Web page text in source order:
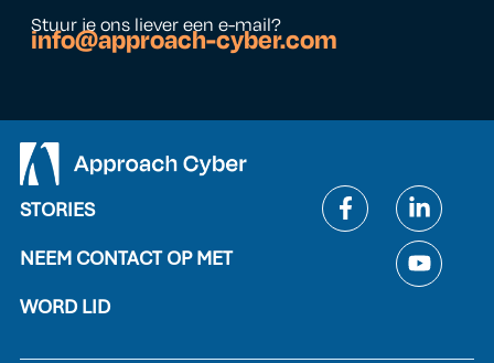
Stuur je ons liever een e-mail?
info@approach-cyber.com
STORIES
NEEM CONTACT OP MET
WORD LID